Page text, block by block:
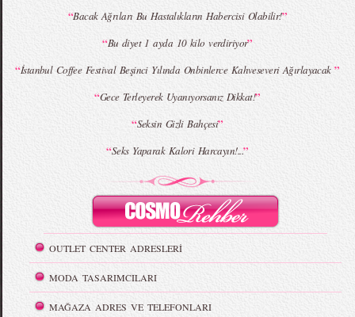
“Bacak Ağrıları Bu Hastalıkların Habercisi Olabilir!”
“Bu diyet 1 ayda 10 kilo verdiriyor”
“İstanbul Coffee Festival Beşinci Yılında Onbinlerce Kahveseveri Ağırlayacak”
“Gece Terleyerek Uyanıyorsanız Dikkat!”
“Seksin Gizli Bahçesi”
“Seks Yaparak Kalori Harcayın!...”
OUTLET CENTER ADRESLERİ
MODA TASARIMCILARI
MAĞAZA ADRES VE TELEFONLARI